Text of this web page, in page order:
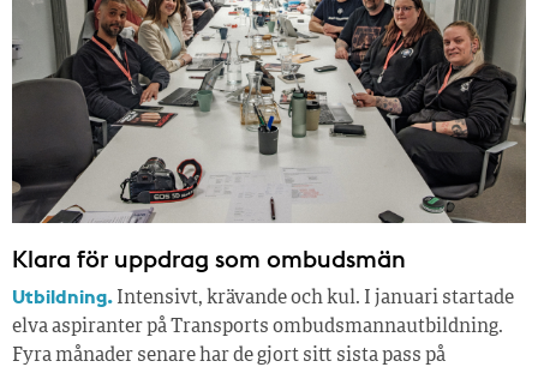
Klara för uppdrag som ombudsmän
Utbildning. Intensivt, krävande och kul. I januari startade
elva aspiranter på Transports ombudsmannautbildning.
Fyra månader senare har de gjort sitt sista pass på